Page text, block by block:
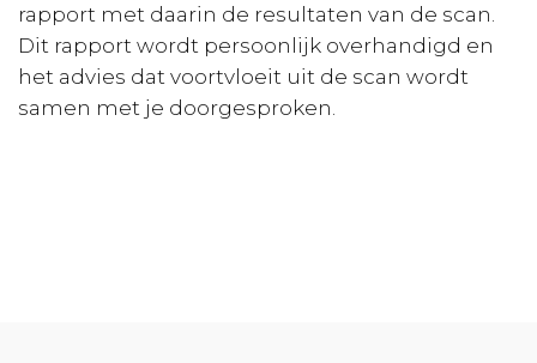
rapport met daarin de resultaten van de scan.
Dit rapport wordt persoonlijk overhandigd en
het advies dat voortvloeit uit de scan wordt
samen met je doorgesproken.